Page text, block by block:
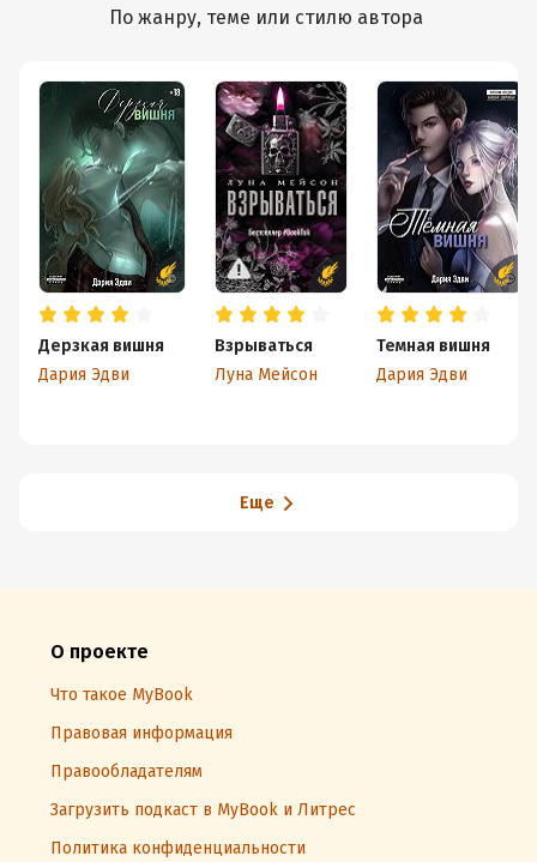
По жанру, теме или стилю автора
Дерзкая вишня
Дария Эдви
Взрываться
Луна Мейсон
Темная вишня
Дария Эдви
Еще
О проекте
Что такое MyBook
Правовая информация
Правообладателям
Загрузить подкаст в MyBook и Литрес
Политика конфиденциальности